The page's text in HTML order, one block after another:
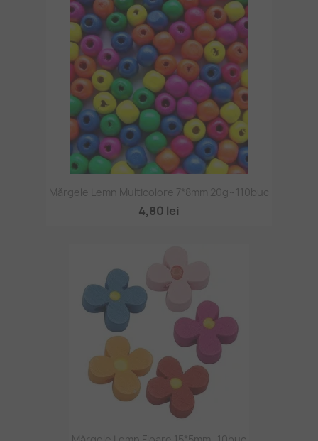
Mărgele Lemn Multicolore 7*8mm 20g~110buc
4,80 lei